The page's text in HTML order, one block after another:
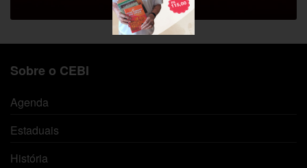
Sobre o CEBI
Agenda
Estaduais
História